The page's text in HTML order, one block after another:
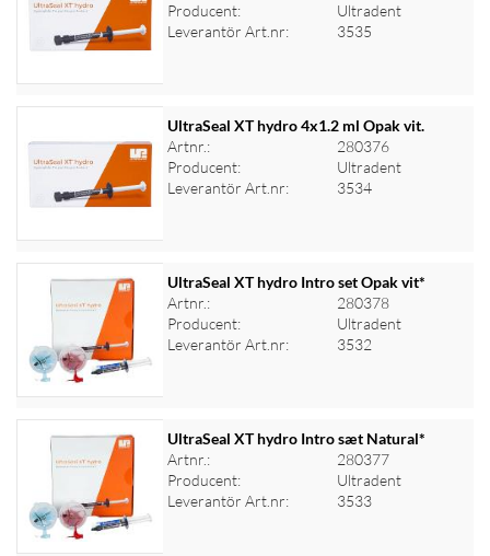
Logga in för priser
Producent:
Ultradent
Leverantör Art.nr:
3535
Logga in för priser
UltraSeal XT hydro 4x1.2 ml Opak vit.
Artnr.:
280376
Producent:
Ultradent
Leverantör Art.nr:
3534
Logga in för priser
UltraSeal XT hydro Intro set Opak vit*
Artnr.:
280378
Producent:
Ultradent
Leverantör Art.nr:
3532
Logga in för priser
UltraSeal XT hydro Intro sæt Natural*
Artnr.:
280377
Producent:
Ultradent
Leverantör Art.nr:
3533